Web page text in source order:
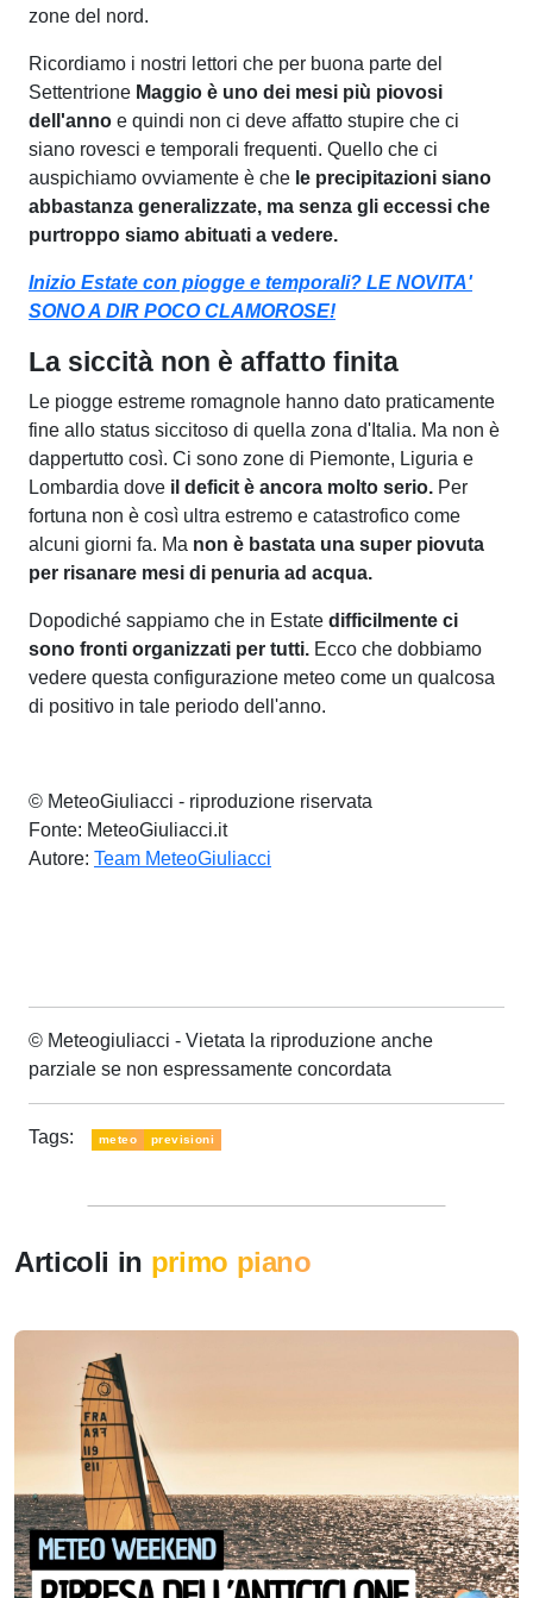
zone del nord.
Ricordiamo i nostri lettori che per buona parte del
Settentrione Maggio è uno dei mesi più piovosi
dell'anno e quindi non ci deve affatto stupire che ci
siano rovesci e temporali frequenti. Quello che ci
auspichiamo ovviamente è che le precipitazioni siano
abbastanza generalizzate, ma senza gli eccessi che
purtroppo siamo abituati a vedere.
Inizio Estate con piogge e temporali? LE NOVITA'
SONO A DIR POCO CLAMOROSE!
La siccità non è affatto finita
Le piogge estreme romagnole hanno dato praticamente
fine allo status siccitoso di quella zona d'Italia. Ma non è
dappertutto così. Ci sono zone di Piemonte, Liguria e
Lombardia dove il deficit è ancora molto serio. Per
fortuna non è così ultra estremo e catastrofico come
alcuni giorni fa. Ma non è bastata una super piovuta
per risanare mesi di penuria ad acqua.
Dopodiché sappiamo che in Estate difficilmente ci
sono fronti organizzati per tutti. Ecco che dobbiamo
vedere questa configurazione meteo come un qualcosa
di positivo in tale periodo dell'anno.
© MeteoGiuliacci - riproduzione riservata
Fonte: MeteoGiuliacci.it
Autore: Team MeteoGiuliacci
© Meteogiuliacci - Vietata la riproduzione anche
parziale se non espressamente concordata
Tags: meteo previsioni
Articoli in primo piano